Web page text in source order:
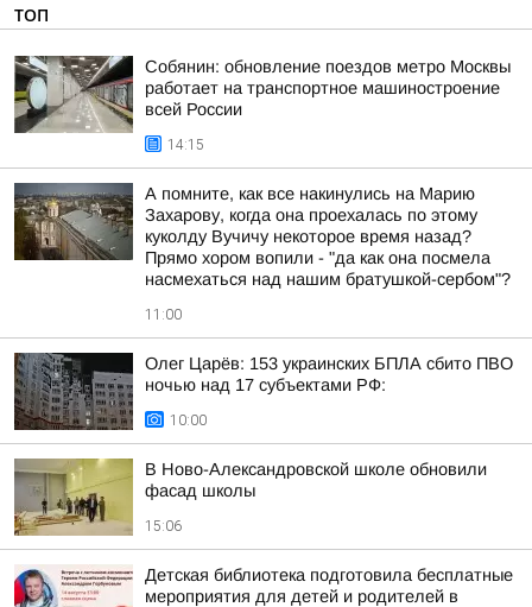
ТОП
Собянин: обновление поездов метро Москвы
работает на транспортное машиностроение
всей России
14:15
А помните, как все накинулись на Марию
Захарову, когда она проехалась по этому
куколду Вучичу некоторое время назад?
Прямо хором вопили - "да как она посмела
насмехаться над нашим братушкой-сербом"?
11:00
Олег Царёв: 153 украинских БПЛА сбито ПВО
ночью над 17 субъектами РФ:
10:00
В Ново-Александровской школе обновили
фасад школы
15:06
Детская библиотека подготовила бесплатные
мероприятия для детей и родителей в